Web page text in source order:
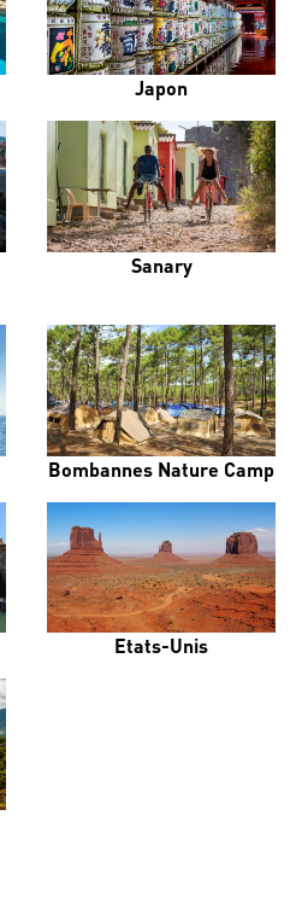
Japon
Sanary
Bombannes Nature Camp
Etats-Unis